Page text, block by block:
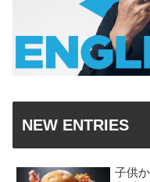
NEW ENTRIES
子供